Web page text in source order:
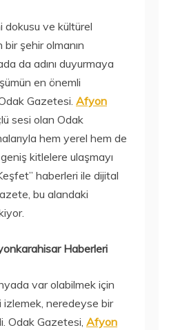
ve kültürel
şehir olmanın
da adını duyurmaya
en önemli
Gazetesi. Afyon
sesi olan Odak
hem yerel hem de
kitlelere ulaşmayı
haberleri ile dijital
bu alandaki
Haberleri
var olabilmek için
neredeyse bir
Odak Gazetesi, Afyon